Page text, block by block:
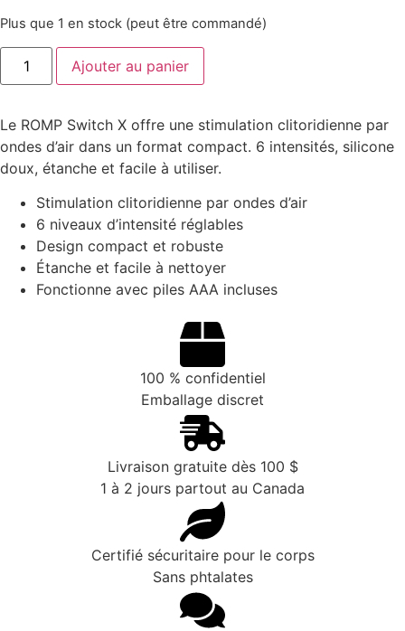
Plus que 1 en stock (peut être commandé)
Ajouter au panier
Le ROMP Switch X offre une stimulation clitoridienne par
ondes d’air dans un format compact. 6 intensités, silicone
doux, étanche et facile à utiliser.
Stimulation clitoridienne par ondes d’air
6 niveaux d’intensité réglables
Design compact et robuste
Étanche et facile à nettoyer
Fonctionne avec piles AAA incluses
100 % confidentiel
Emballage discret
Livraison gratuite dès 100 $
1 à 2 jours partout au Canada
Certifié sécuritaire pour le corps
Sans phtalates